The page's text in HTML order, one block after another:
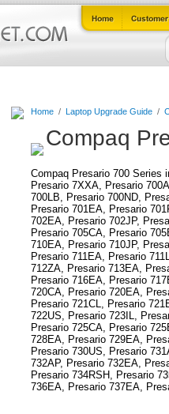
Home/ Laptop Upgrade Guide/
Compaq
Compaq Presario 700 Series
Presario 7XXA, Presario
700LB, Presario 700ND,
Presario 701EA, Presario
702EA, Presario 702JP,
Presario 705CA, Presario
710EA, Presario 710JP,
Presario 711EA, Presario
712ZA, Presario 713EA,
Presario 716EA, Presario
720CA, Presario 720EA,
Presario 721CL, Presario
722US, Presario 723IL,
Presario 725CA, Presario
728EA, Presario 729EA,
Presario 730US, Presario
732AP, Presario 732EA,
Presario 734RSH, Presario
736EA, Presario 737EA,